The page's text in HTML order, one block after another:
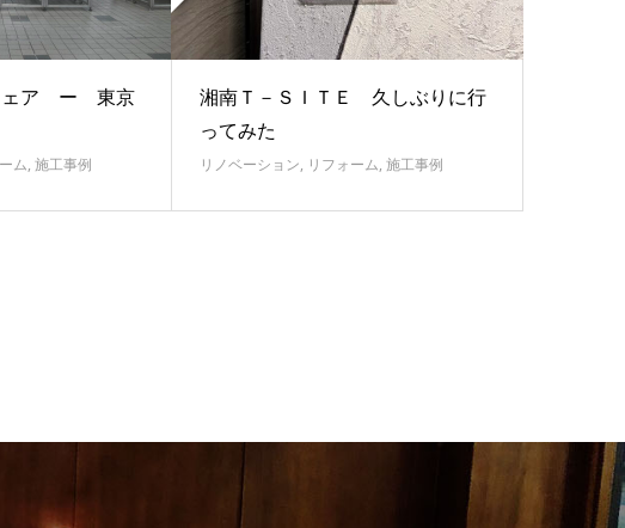
ェア ー 東京
ム, 施工事例
湘南Ｔ－ＳＩＴＥ 久しぶりに行
ってみた
リノベーション, リフォーム, 施工事例